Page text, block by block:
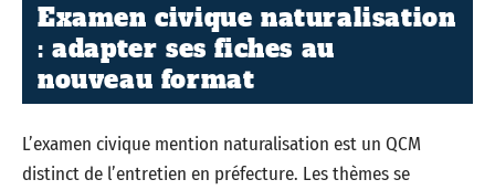
Examen civique naturalisation
: adapter ses fiches au
nouveau format
L’examen civique mention naturalisation est un QCM
distinct de l’entretien en préfecture. Les thèmes se